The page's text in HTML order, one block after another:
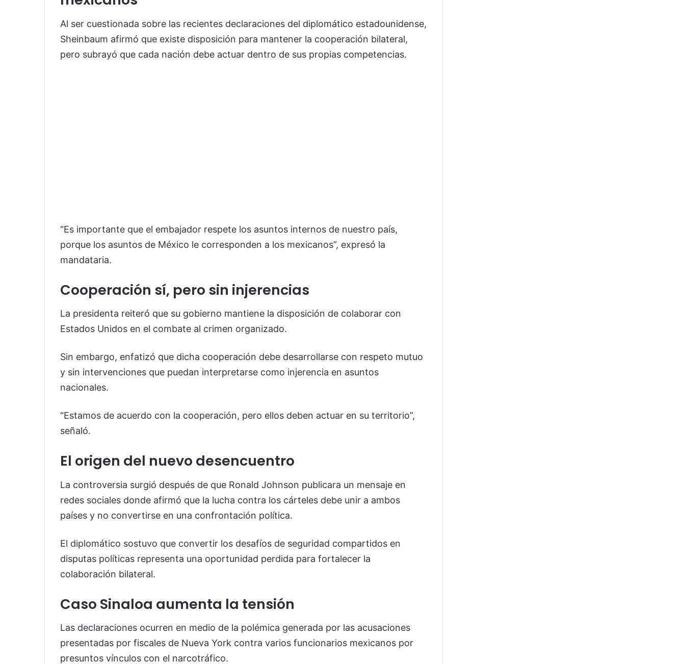
Al ser cuestionada sobre las recientes declaraciones del diplomático estadounidense,
Sheinbaum afirmó que existe disposición para mantener la cooperación bilateral,
pero subrayó que cada nación debe actuar dentro de sus propias competencias.
“Es importante que el embajador respete los asuntos internos de nuestro país,
porque los asuntos de México le corresponden a los mexicanos”, expresó la
mandataria.
Cooperación sí, pero sin injerencias
La presidenta reiteró que su gobierno mantiene la disposición de colaborar con
Estados Unidos en el combate al crimen organizado.
Sin embargo, enfatizó que dicha cooperación debe desarrollarse con respeto mutuo
y sin intervenciones que puedan interpretarse como injerencia en asuntos
nacionales.
“Estamos de acuerdo con la cooperación, pero ellos deben actuar en su territorio”,
señaló.
El origen del nuevo desencuentro
La controversia surgió después de que Ronald Johnson publicara un mensaje en
redes sociales donde afirmó que la lucha contra los cárteles debe unir a ambos
países y no convertirse en una confrontación política.
El diplomático sostuvo que convertir los desafíos de seguridad compartidos en
disputas políticas representa una oportunidad perdida para fortalecer la
colaboración bilateral.
Caso Sinaloa aumenta la tensión
Las declaraciones ocurren en medio de la polémica generada por las acusaciones
presentadas por fiscales de Nueva York contra varios funcionarios mexicanos por
presuntos vínculos con el narcotráfico.